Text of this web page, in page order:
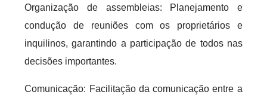
Organização de assembleias: Planejamento e
condução de reuniões com os proprietários e
inquilinos, garantindo a participação de todos nas
decisões importantes.
Comunicação: Facilitação da comunicação entre a